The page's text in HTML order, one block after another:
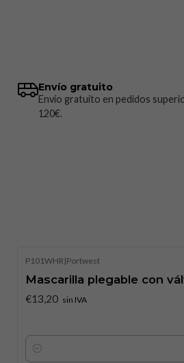
Envío gratuito
Envío gratuito en pedidos
120€.
P101WHR |Portwest
Mascarilla plegable con
€13,20 sin IVA
Cantidad